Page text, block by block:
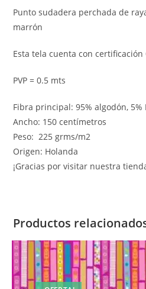
Punto sudadera perchada de
marrón
Esta tela cuenta con certificación
PVP = 0.5 mts
Fibra principal: 95% algodón, 5%
Ancho: 150 centímetros
Peso: 225 grms/m2
Origen: Holanda
¡Gracias por visitar nuestra
Productos